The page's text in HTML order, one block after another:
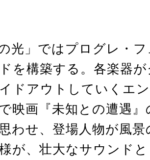
の光」ではプログレ・
を構築する。各楽器
ドアウトしていくエ
映画『未知との遭遇』
わせ、登場人物が風
が、壮大なサウンド